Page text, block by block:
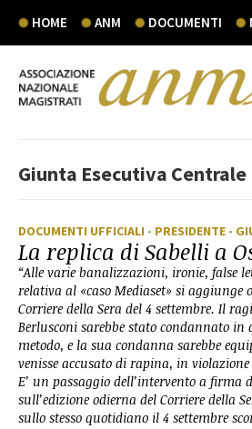
HOME ANM DOCUMENTI
Giunta Esecutiva Centrale
DOCUMENTI UFFICIALI - PRESIDENTE -
La replica di Sabelli a
“Alle varie banalizzazioni, ironie, false
relativa al «caso Mediaset» si
Corriere della Sera del 4 settembre. Il
Berlusconi sarebbe stato condannato
metodo, e la sua condanna sarebbe
venisse accusato di rapina, in
E’ un passaggio dell’intervento a firma
sull’edizione odierna del Corriere della
sullo stesso quotidiano il 4 settembre